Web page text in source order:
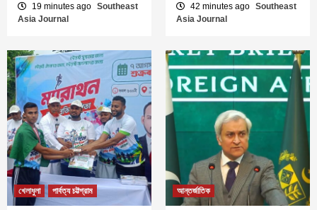
19 minutes ago Southeast
Asia Journal
42 minutes ago Southeast
Asia Journal
খেলাধুলা পার্বত্য চট্টগ্রাম আন্তর্জাতিক